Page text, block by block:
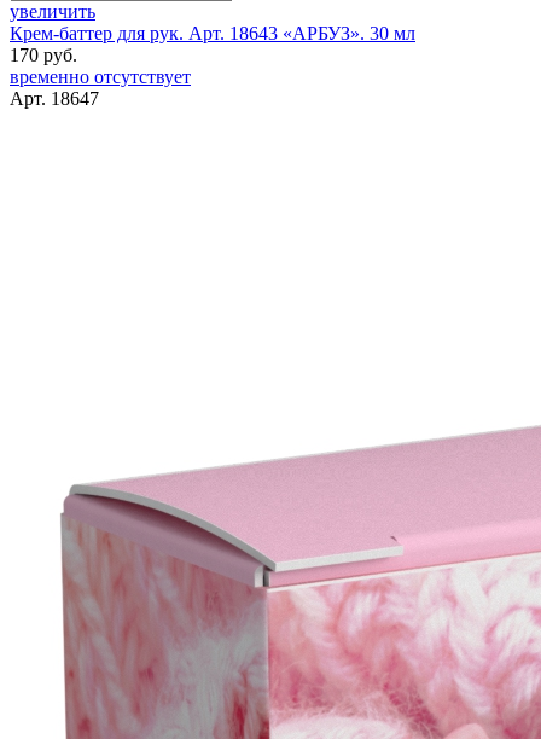
увеличить
Крем-баттер для рук. Арт. 18643 «АРБУЗ». 30 мл
170 руб.
временно отсутствует
Арт. 18647